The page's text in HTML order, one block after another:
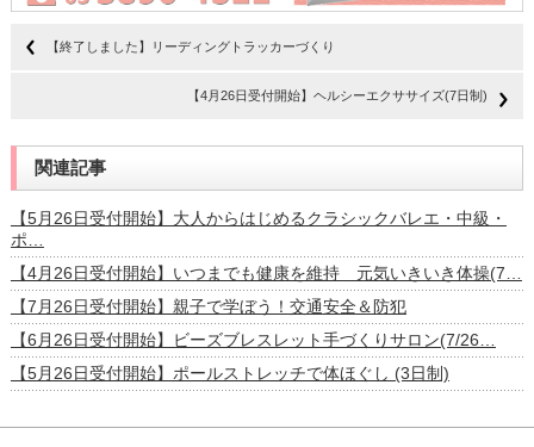
【終了しました】リーディングトラッカーづくり
【4月26日受付開始】ヘルシーエクササイズ(7日制)
関連記事
【5月26日受付開始】大人からはじめるクラシックバレエ・中級・
ポ…
【4月26日受付開始】いつまでも健康を維持 元気いきいき体操(7…
【7月26日受付開始】親子で学ぼう！交通安全＆防犯
【6月26日受付開始】ビーズブレスレット手づくりサロン(7/26…
【5月26日受付開始】ポールストレッチで体ほぐし (3日制)